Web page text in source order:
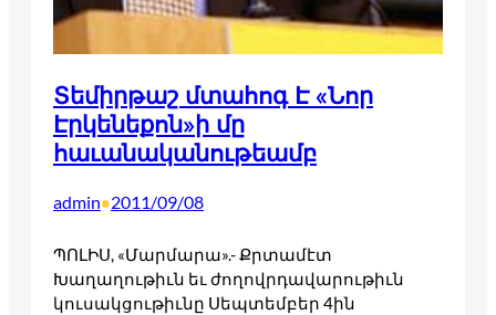
Տեմիրթաշ մտահոգ Է «Նոր
Էրկենեքոն»ի մը
հաւանականութեամբ
admin•2011/09/08
ՊՈԼԻՍ, «Մարմարա».- Քրտամէտ
Խաղաղութիւն եւ ժողովրդավարութիւն
կուսակցութիւնը Սեպտեմբեր 4ին